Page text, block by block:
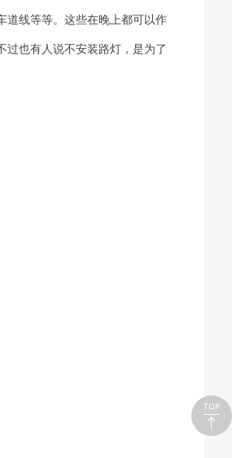
道线等等。这些在晚上都可以作
过也有人说不安装路灯，是为了